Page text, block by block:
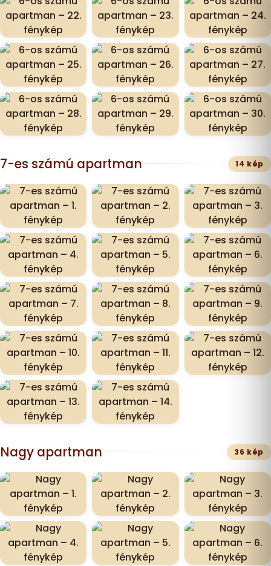
7-es számú apartman 14 kép
Nagy apartman 36 kép